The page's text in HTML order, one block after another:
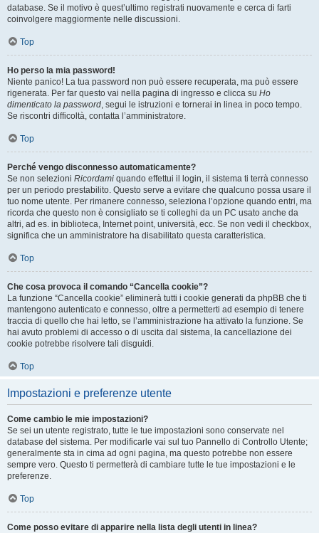
database. Se il motivo è quest’ultimo registrati nuovamente e cerca di farti
coinvolgere maggiormente nelle discussioni.
Top
Ho perso la mia password!
Niente panico! La tua password non può essere recuperata, ma può essere
rigenerata. Per far questo vai nella pagina di ingresso e clicca su Ho
dimenticato la password, segui le istruzioni e tornerai in linea in poco tempo.
Se riscontri difficoltà, contatta l’amministratore.
Top
Perché vengo disconnesso automaticamente?
Se non selezioni Ricordami quando effettui il login, il sistema ti terrà connesso
per un periodo prestabilito. Questo serve a evitare che qualcuno possa usare il
tuo nome utente. Per rimanere connesso, seleziona l’opzione quando entri, ma
ricorda che questo non è consigliato se ti colleghi da un PC usato anche da
altri, ad es. in biblioteca, Internet point, università, ecc. Se non vedi il checkbox,
significa che un amministratore ha disabilitato questa caratteristica.
Top
Che cosa provoca il comando “Cancella cookie”?
La funzione “Cancella cookie” eliminerà tutti i cookie generati da phpBB che ti
mantengono autenticato e connesso, oltre a permetterti ad esempio di tenere
traccia di quello che hai letto, se l’amministrazione ha attivato la funzione. Se
hai avuto problemi di accesso o di uscita dal sistema, la cancellazione dei
cookie potrebbe risolvere tali disguidi.
Top
Impostazioni e preferenze utente
Come cambio le mie impostazioni?
Se sei un utente registrato, tutte le tue impostazioni sono conservate nel
database del sistema. Per modificarle vai sul tuo Pannello di Controllo Utente;
generalmente sta in cima ad ogni pagina, ma questo potrebbe non essere
sempre vero. Questo ti permetterà di cambiare tutte le tue impostazioni e le
preferenze.
Top
Come posso evitare di apparire nella lista degli utenti in linea?